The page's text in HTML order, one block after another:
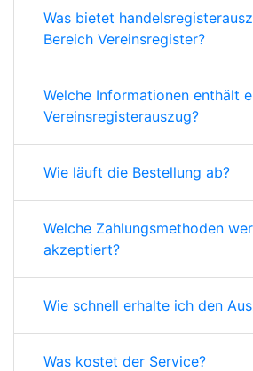
Was bietet
Bereich Vereinsregister?
Welche Informationen enthält
Vereinsregisterauszug?
Wie läuft die Bestellung ab?
Welche Zahlungsmethoden
akzeptiert?
Wie schnell erhalte ich den
Was kostet der Service?